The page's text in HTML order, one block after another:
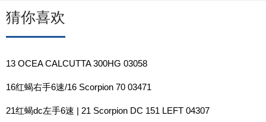
猜你喜欢
13 OCEA CALCUTTA 300HG 03058
16红蝎右手6速/16 Scorpion 70 03471
21红蝎dc左手6速 | 21 Scorpion DC 151 LEFT 04307